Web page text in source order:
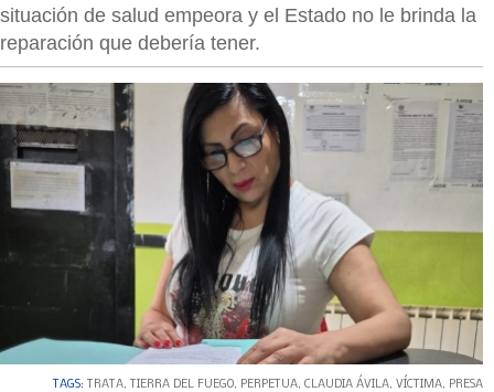
situación de salud empeora y el Estado no le brinda la
reparación que debería tener.
TAGS: TRATA, TIERRA DEL FUEGO, PERPETUA, CLAUDIA ÁVILA, VÍCTIMA, PRESA